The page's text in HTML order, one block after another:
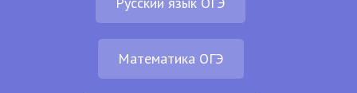
Математика ОГЭ